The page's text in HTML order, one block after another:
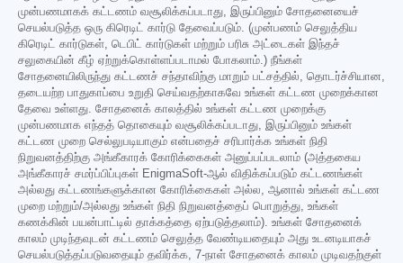
முன்பணமாகக் கட்டணம் வசூலிக்கப்படாது, இருப்பினும் சோதனையைச்
செயல்படுத்த ஒரு கிரெடிட் கார்டு தேவைப்படும். (முன்பணம் செலுத்திய
கிரெடிட் கார்டுகள், டெபிட் கார்டுகள் மற்றும் பரிசு அட்டைகள் இந்தச்
சலுகையின் கீழ் ஏற்றுக்கொள்ளப்படாமல் போகலாம்.) நீங்கள்
சோதனையிலிருந்து கட்டணச் சந்தாவிற்கு மாறும் பட்சத்தில், தொடர்ச்சியான,
தடையற்ற பாதுகாப்பை உறுதி செய்வதற்காகவே உங்கள் கட்டண முறைக்கான
தேவை உள்ளது. சோதனைக் காலத்தில் உங்கள் கட்டண முறைக்கு
முன்பணமாக எந்தத் தொகையும் வசூலிக்கப்படாது, இருப்பினும் உங்கள்
கட்டண முறை செல்லுபடியாகும் என்பதைச் சரிபார்க்க உங்கள் நிதி
நிறுவனத்திற்கு அங்கீகாரக் கோரிக்கைகள் அனுப்பப்படலாம் (அத்தகைய
அங்கீகாரச் சமர்ப்பிப்புகள் EnigmaSoft-ஆல் விதிக்கப்படும் கட்டணங்கள்
அல்லது கட்டணங்களுக்கான கோரிக்கைகள் அல்ல, ஆனால் உங்கள் கட்டண
முறை மற்றும்/அல்லது உங்கள் நிதி நிறுவனத்தைப் பொறுத்து, உங்கள்
கணக்கின் பயன்பாட்டில் தாக்கத்தை ஏற்படுத்தலாம்). உங்கள் சோதனைக்
காலம் முடிந்தவுடன் கட்டணம் செலுத்த வேண்டியதையும் அது உடனடியாகச்
செயல்படுத்தப்படுவதையும் தவிர்க்க, 7-நாள் சோதனைக் காலம் முடிவதற்குள்